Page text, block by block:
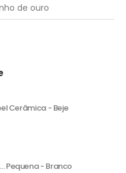
de ouro
Cerâmica - Beje
Pequena - Branco